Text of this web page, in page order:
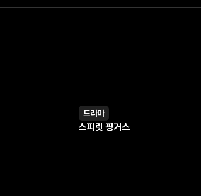
영상
드라마
스피릿 핑거스